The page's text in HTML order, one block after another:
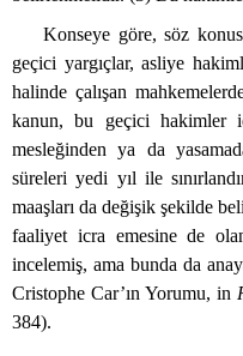
Konseye göre, söz
geçici yargıçlar, asliye
halinde çalışan
kanun, bu geçici hakimler
mesleğinden ya da
süreleri yedi yıl ile
maaşları da değişik şekilde
faaliyet icra emesine de
incelemiş, ama bunda da
Cristophe Car’ın Yorumu, in
384).